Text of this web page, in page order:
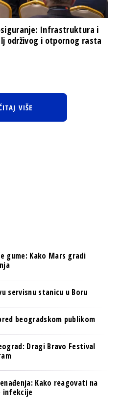
Infrastruktura i
održivog i otpornog rasta
VIŠE
gume: Kako Mars gradi
servisnu stanicu u Boru
beogradskom publikom
Dragi Bravo Festival
Kako reagovati na
infekcije